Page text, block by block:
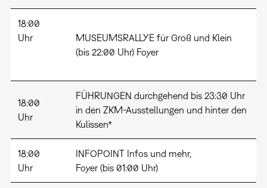
18:00
Uhr
MUSEUMSRALLYE für Groß und Klein
(bis 22:00 Uhr) Foyer
18:00
Uhr
FÜHRUNGEN durchgehend bis 23:30 Uhr
in den ZKM-Ausstellungen und hinter den
Kulissen*
18:00
Uhr
INFOPOINT Infos und mehr,
Foyer (bis 01:00 Uhr)